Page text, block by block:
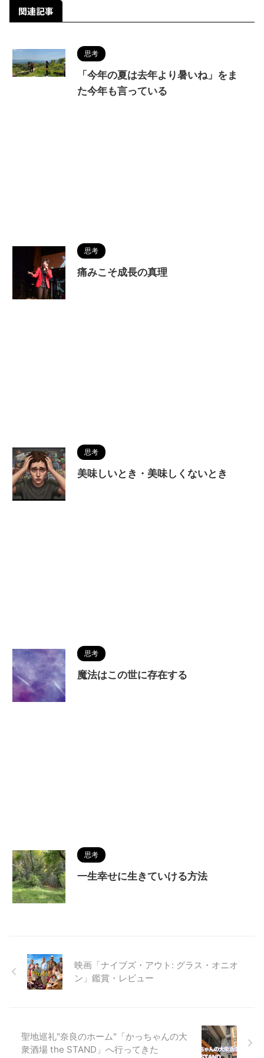
関連記事
思考
「今年の夏は去年より暑いね」をま
た今年も言っている
思考
痛みこそ成長の真理
思考
美味しいとき・美味しくないとき
思考
魔法はこの世に存在する
思考
一生幸せに生きていける方法
映画「ナイブズ・アウト: グラス・オニオ
ン」鑑賞・レビュー
聖地巡礼"奈良のホーム"「かっちゃんの大
衆酒場 the STAND」へ行ってきた